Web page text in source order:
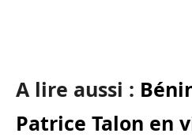
A lire aussi :
Patrice Talon en